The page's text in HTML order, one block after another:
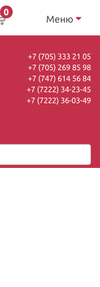
0
Меню
+7 (705) 333 21 05
+7 (705) 269 85 98
+7 (747) 614 56 84
+7 (7222) 34-23-45
+7 (7222) 36-03-49